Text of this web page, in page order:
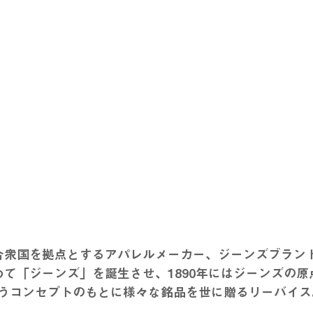
国を拠点とするアパレルメーカー、ジーンズブラン
コンセプトのもとに様々な銘品を世に贈るリーバイ